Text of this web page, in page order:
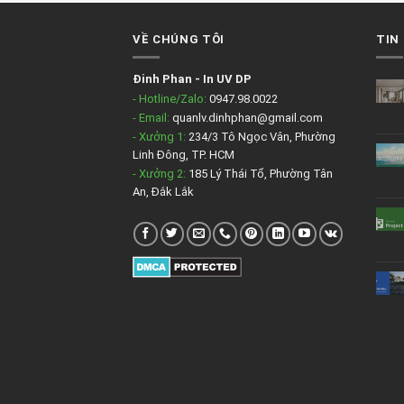
VỀ CHÚNG TÔI
Đinh Phan - In UV DP
- Hotline/Zalo: 0947.98.0022
- Email: quanlv.dinhphan@gmail.com
- Xưởng 1: 234/3 Tô Ngọc Vân, Phường
Linh Đông, TP. HCM
- Xưởng 2: 185 Lý Thái Tổ, Phường Tân
An, Đắk Lắk
TIN